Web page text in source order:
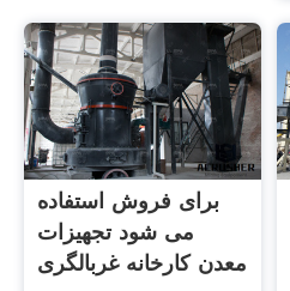
برای فروش استفاده
می شود تجهیزات
معدن کارخانه غربالگری